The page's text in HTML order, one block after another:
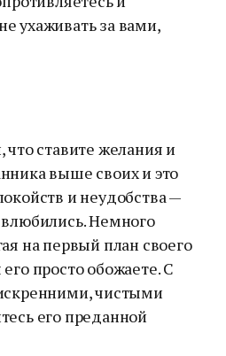
ухаживать за вами,
ставите желания и
выше своих и это
и неудобства —
Немного
на первый план своего
просто обожаете. С
чистыми
его преданной